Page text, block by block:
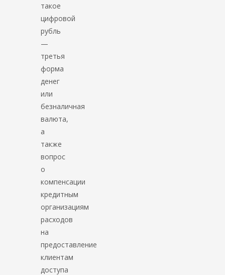
такое
цифровой
рубль
—
третья
форма
денег
или
безналичная
валюта,
а
также
вопрос
о
компенсации
кредитным
организациям
расходов
на
предоставление
клиентам
доступа